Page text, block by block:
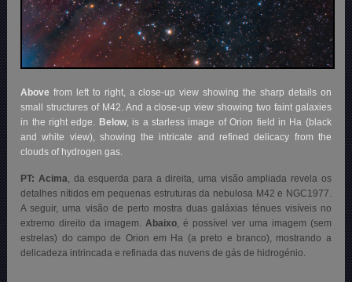
Above from left to right, a close-up view showing the sharp details on
small structures of M42. And a close-up view showing two faint galaxies
in the right edge. Below, is a starless image of Orion field in Ha (black
and white view), showing the intricate and refined delicacy from the
clouds of hydrogen gas.
PT: Acima , da esquerda para a direita, uma visão ampliada revela os
detalhes nítidos em pequenas estruturas da nebulosa M42 e NGC1977.
A seguir, uma visão de perto mostra duas galáxias ténues visíveis no
extremo direito da imagem. Abaixo , é possível ver uma imagem (sem
estrelas) do campo de Orion em Ha (a preto e branco), mostrando a
delicadeza intrincada e refinada das nuvens de gás de hidrogénio.